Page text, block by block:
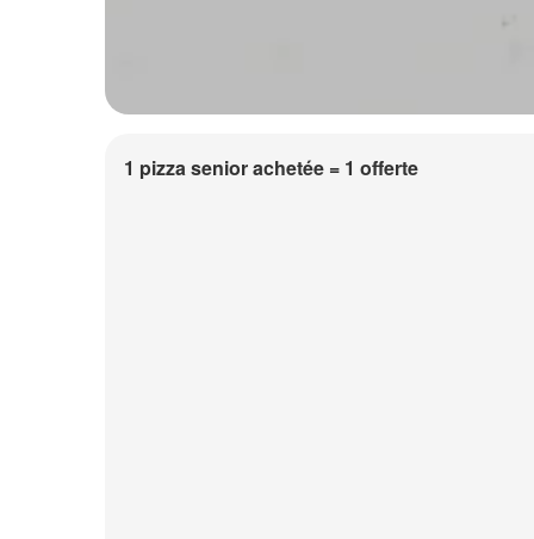
1 pizza senior achetée = 1 offerte